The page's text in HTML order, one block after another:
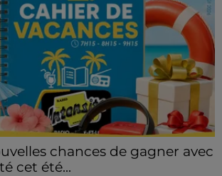
chances de gagner avec
cet été...